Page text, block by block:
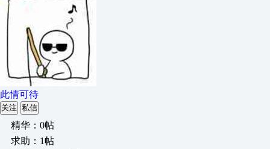
此情可待
关注 私信
精华：0帖
求助：1帖